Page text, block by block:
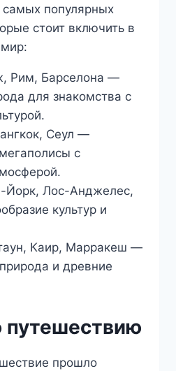
самых популярных
стоит включить в
Рим, Барселона —
для знакомства с
Сеул —
с
Йорк, Лос-Анджелес,
культур и
Каир, Марракеш —
и древние
путешествию
прошло